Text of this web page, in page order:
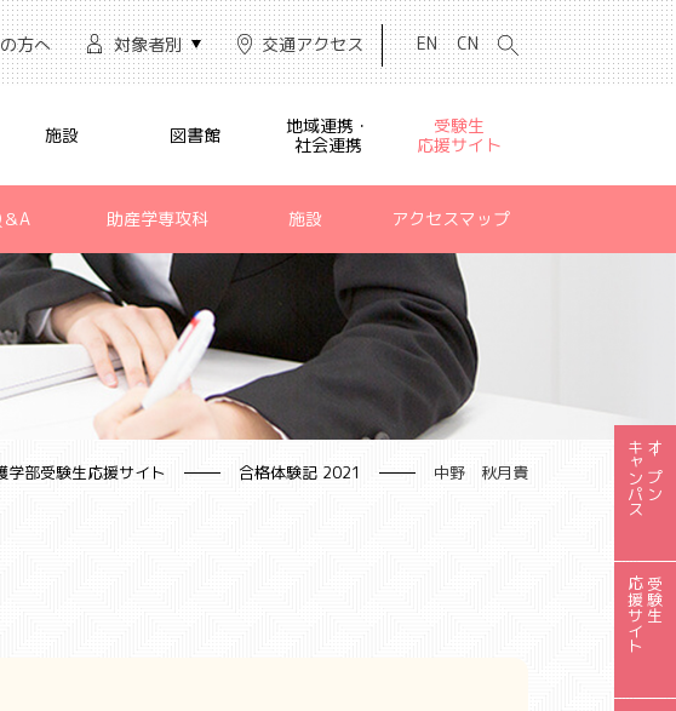
方へ 対象者別 交通アクセス EN CN
施設 図書館
地域連携・
社会連携
受験生
応援サイト
A 助産学専攻科 施設 アクセスマップ
オープン
キャンパス
受験生
応援サイト
学部受験生応援サイト 合格体験記 2021 中野 秋月貴